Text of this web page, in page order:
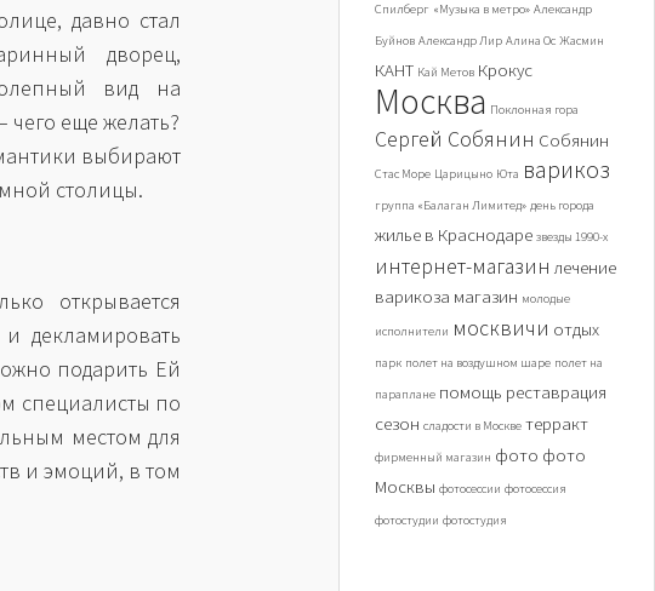
давно стал
дворец,
вид на
еще желать?
выбирают
столицы.
открывается
декламировать
подарить Ей
специалисты по
местом для
и эмоций, в том
Спилберг «Музыка в метро» Александр
Буйнов Александр Лир Алина Ос Жасмин
КАНТ Кай Метов Крокус
Москва Поклонная гора
Сергей Собянин Собянин
Стас Море Царицыно Юта варикоз
группа «Балаган Лимитед» день города
жилье в Краснодаре звезды 1990-х
интернет-магазин лечение
варикоза магазин молодые
исполнители москвичи отдых
парк полет на воздушном шаре полет на
параплане помощь реставрация
сезон сладости в Москве терракт
фирменный магазин фото фото
Москвы фотосессии фотосессия
фотостудии фотостудия